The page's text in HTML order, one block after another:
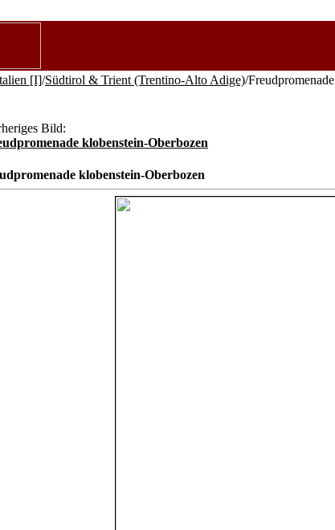
[I]/Südtirol & Trient (Trentino-Alto Adige)/Freudpromenade
Bild:
klobenstein-Oberbozen
klobenstein-Oberbozen